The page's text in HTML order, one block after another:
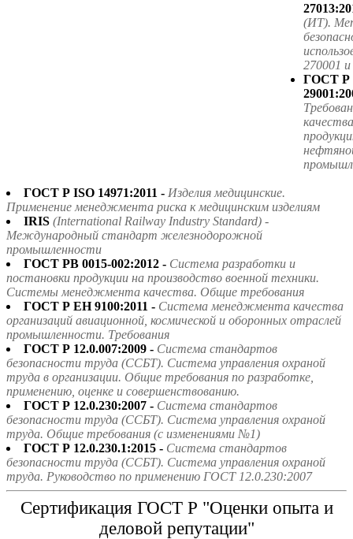
(ИТ).
270001
ГОСТ
ГОСТ Р ISO 14971:2011 - Изделия медицинские.
Применение менеджмента риска к медицинским изделиям
IRIS (International Railway Industry Standard) -
Международный стандарт железнодорожной
промышленности
ГОСТ РВ 0015-002:2012 - Система разработки и
постановки продукции на производство военной техники.
Системы менеджмента качества. Общие требования
ГОСТ Р ЕН 9100:2011 - Система менеджмента качества
организаций авиационной, космической и оборонных отраслей
промышленности. Требования
ГОСТ Р 12.0.007:2009 - Система стандартов
безопасности труда (ССБТ). Система управления охраной
труда в организации. Общие требования по разработке,
применению, оценке и совершенствованию.
ГОСТ Р 12.0.230:2007 - Система стандартов
безопасности труда (ССБТ). Система управления охраной
труда. Общие требования (с изменениями №1)
ГОСТ Р 12.0.230.1:2015 - Система стандартов
безопасности труда (ССБТ). Система управления охраной
труда. Руководство по применению ГОСТ 12.0.230:2007
Сертификация ГОСТ Р "Оценки опыта и
деловой репутации"